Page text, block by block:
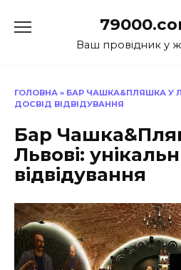
до
Ваш провідник у
ГОЛОВНА » БАР ЧАШКА&ПЛЯШКА У
ДОСВІД ВІДВІДУВАННЯ
Бар
Львові:
відвідування